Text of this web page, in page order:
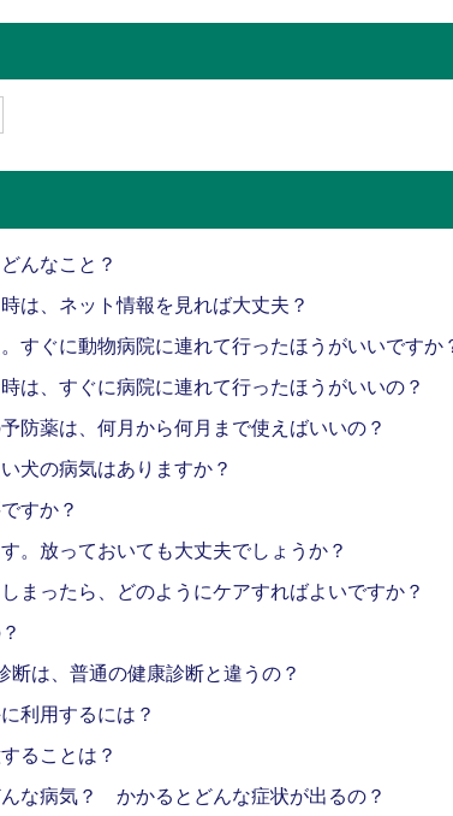
んなこと？
は、ネット情報を見れば大丈夫？
すぐに動物病院に連れて行ったほうがいいですか
は、すぐに病院に連れて行ったほうがいいの？
防薬は、何月から何月まで使えばいいの？
犬の病気はありますか？
すか？
。放っておいても大丈夫でしょうか？
まったら、どのようにケアすればよいですか？
断は、普通の健康診断と違うの？
利用するには？
ることは？
な病気？ かかるとどんな症状が出るの？